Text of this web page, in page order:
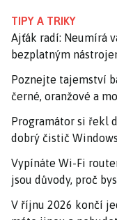
TIPY A TRIKY
Ajťák radí: Neumírá
bezplatným
Poznejte tajemství
černé, oranžové a
Programátor si řekl
dobrý čistič
Vypínáte Wi-Fi
jsou důvody, proč
V říjnu 2026 končí